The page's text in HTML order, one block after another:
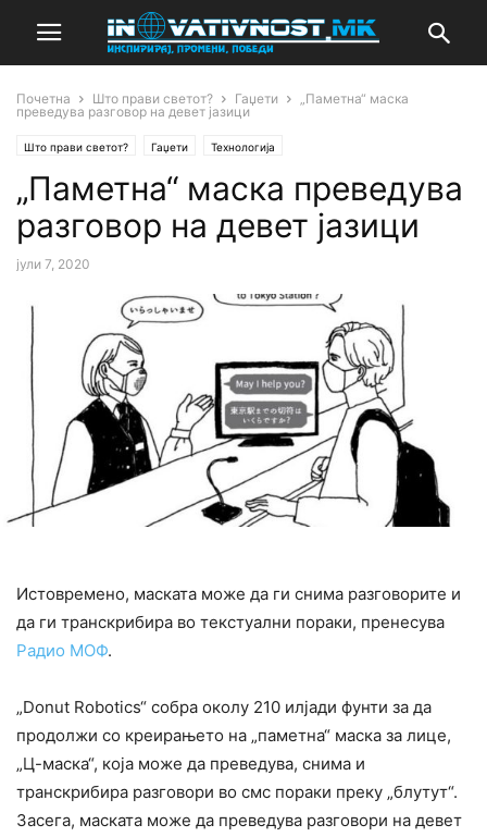
Почетна Што прави светот? Гаџети
„Паметна“ маска
преведува разговор на девет јазици
Што прави светот? Гаџети Технологија
„Паметна“ маска преведува
разговор на девет јазици
јули 7, 2020
Истовремено, маската може да ги снима разговорите и
да ги транскрибира во текстуални пораки, пренесува
Радио МОФ.
„Donut Robotics“ собра околу 210 илјади фунти за да
продолжи со креирањето на „паметна“ маска за лице,
„Ц-маска“, која може да преведува, снима и
транскрибира разговори во смс пораки преку „блутут“.
Засега, маската може да преведува разговори на девет